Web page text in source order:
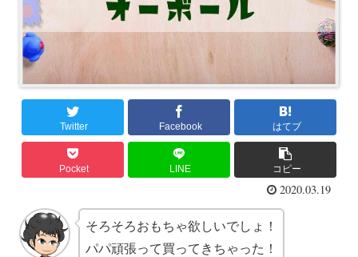
Twitter Facebook はてブ
Pocket LINE コピー
2020.03.19
そろそろおもちゃ欲しいでしょ！
パパ頑張って買ってきちゃった！